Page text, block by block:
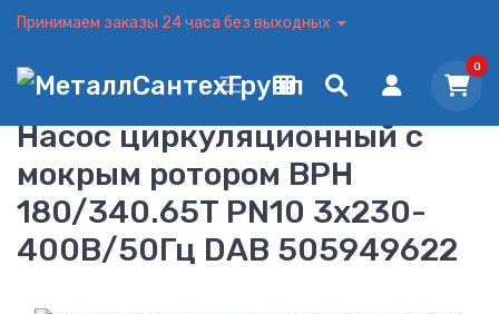
Принимаем заказы 24 часа без выходных
0
Насос циркуляционный с
мокрым ротором BPH
180/340.65T PN10 3х230-
400В/50Гц DAB 505949622